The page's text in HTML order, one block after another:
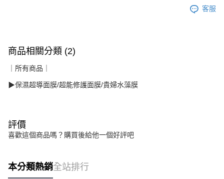
客服
商品相關分類 (2)
｜所有商品｜
▶保濕超導面膜/超能修護面膜/貴婦水藻膜
評價
喜歡這個商品嗎？購買後給他一個好評吧
本分類熱銷全站排行